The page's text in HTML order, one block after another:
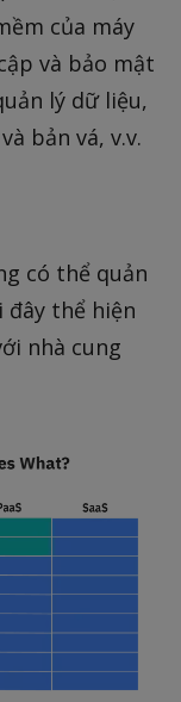
của máy
và bảo mật
lý dữ liệu,
bản vá, v.v.
có thể quản
đây thể hiện
nhà cung